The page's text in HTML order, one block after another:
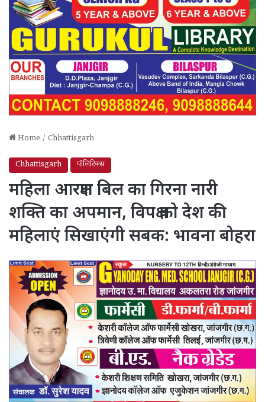
Home / Chhattisgarh
Chhattisgarh पॉलिटिक्स
महिला आरक्षण बिल का गिरना नारी
शक्ति का अपमान, विपक्ष को देश की
महिलाएं सिखाएंगी सबक: भावना बोहरा